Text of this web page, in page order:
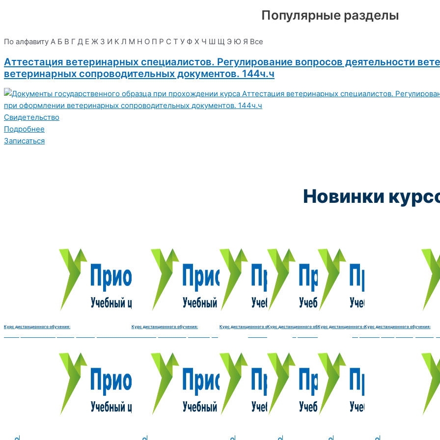
Популярные разделы
По алфавиту А Б В Г Д Е Ж З И К Л М Н О П Р С Т У Ф Х Ч Ш Щ Э Ю Я Все
Аттестация ветеринарных специалистов. Регулирование вопросов деятельности
ветеринарных сопроводительных документов. 144ч.ч
Свидетельство
Подробнее
Записаться
Новинки
Курс дистанционного обучения:
Курс обучения:
Электромеханик по ремонту и обслуживанию
9800 руб.
Курс дистанционного обучения:
Курс обучения:
Чистильщик металла, отливок, изделий и
9800 руб.
Курс дистанционного обучения:
Штамповщик-180 часов
9800 руб.
Курс дистанционного обучения:
Курс
Курс дистанционного обучения:Курс дистанционного обучения: